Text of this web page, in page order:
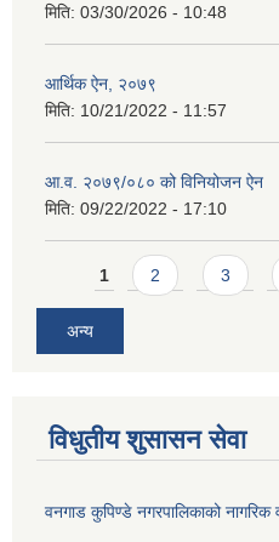
मिति: 03/30/2026 - 10:48
आर्थिक ऐन, २०७९
मिति: 10/21/2022 - 11:57
आ.व. २०७९/०८० को विनियोजन ऐन
मिति: 09/22/2022 - 17:10
Pages
1 2 3
अन्य
विधुतीय शुसासन सेवा
वनगाड कुपिण्डे नगरपालिकाको नागरिक